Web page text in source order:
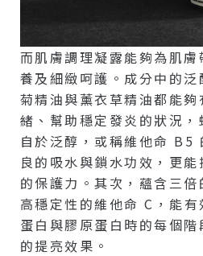
而肌膚調理凝露能夠為肌
養及細緻呵護。成分中的
菊精油與薰衣草精油都能
緒、幫助穩定發炎的狀況
自於泛醇，或稱維他命 B5
良的吸水與鎖水功效，更
的保護力。其次，蘊含三
高穩定性的維他命 C，能
蛋白與膠原蛋白時的每個
的提亮效果。